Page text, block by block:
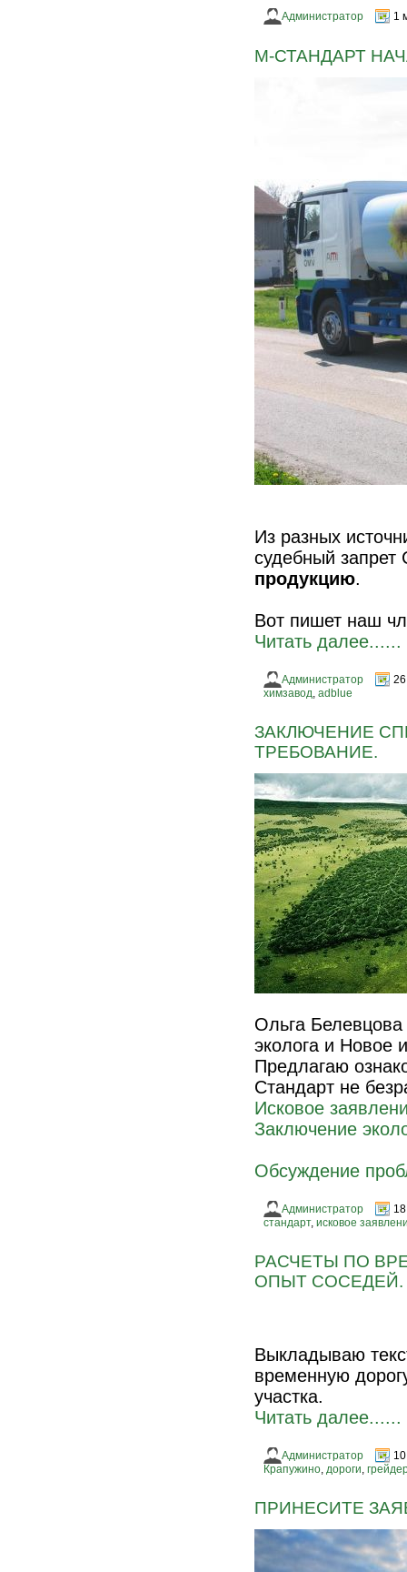
Администратор 1
М-СТАНДАРТ
Из разных
судебный запрет
продукцию.
Вот пишет наш
Читать далее......
Администратор
химзавод, adblue
ЗАКЛЮЧЕНИЕ
ТРЕБОВАНИЕ.
Ольга
эколога и Новое
Предлагаю
Стандарт не
Исковое
Заключение
Обсуждение
Администратор
стандарт, исковое
РАСЧЕТЫ ПО
ОПЫТ СОСЕДЕЙ.
Выкладываю
временную
участка.
Читать далее......
Администратор
Крапужино, дороги,
ПРИНЕСИТЕ